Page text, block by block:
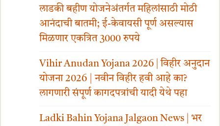
लाडकी बहीण योजनेअंतर्गत महिलांसाठी मोठी
आनंदाची बातमी; ई-केवायसी पूर्ण असल्यास
मिळणार एकत्रित 3000 रुपये
Vihir Anudan Yojana 2026 | विहीर अनुदान
योजना 2026 | नवीन विहीर हवी आहे का?
लागणारी संपूर्ण कागदपत्रांची यादी येथे पहा
Ladki Bahin Yojana Jalgaon News | भर